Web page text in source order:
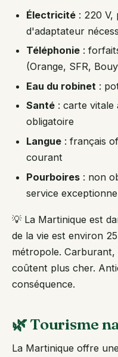
Électricité : 220 V,
d'adaptateur
Téléphonie :
(Orange, SFR,
Eau du robinet :
Santé : carte vitale
obligatoire
Langue : français
courant
Pourboires : non
service
💡 La Martinique est
de la vie est environ
métropole.
coûtent plus cher.
conséquence.
🌿 Tourisme
La Martinique offre